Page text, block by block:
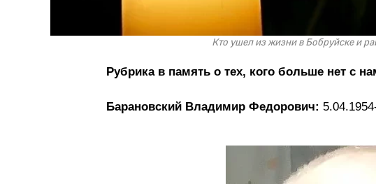
Кто ушел из жизни в Бобруйске и
Рубрика в память о тех, кого больше нет с
Барановский Владимир Федорович: